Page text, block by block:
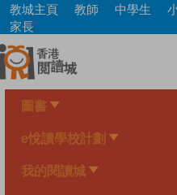
Skip
main
content
教城主頁 教師 中學生
家長
圖書
e悅讀學校計劃
我的閱讀城